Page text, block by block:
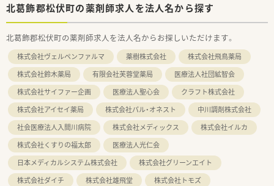
北葛飾郡松伏町の薬剤師求人を法人名から探す
北葛飾郡松伏町の薬剤師求人を法人名からお探しいただけます。
株式会社ヴェルペンファルマ 薬樹株式会社
株式会社飛鳥薬局
株式会社鈴木薬局
有限会社芙蓉堂薬局
医療法人社団絋智会
株式会社サイファー企画
医療法人聖心会
クラフト株式会社
株式会社アイセイ薬局
株式会社パル・オネスト
中川調剤株式会社
社会医療法人入間川病院
株式会社メディックス
株式会社イルカ
株式会社くすりの福太郎
医療法人光仁会
日本メディカルシステム株式会社
株式会社グリーンエイト
株式会社ダイチ
株式会社雄飛堂
株式会社トモズ